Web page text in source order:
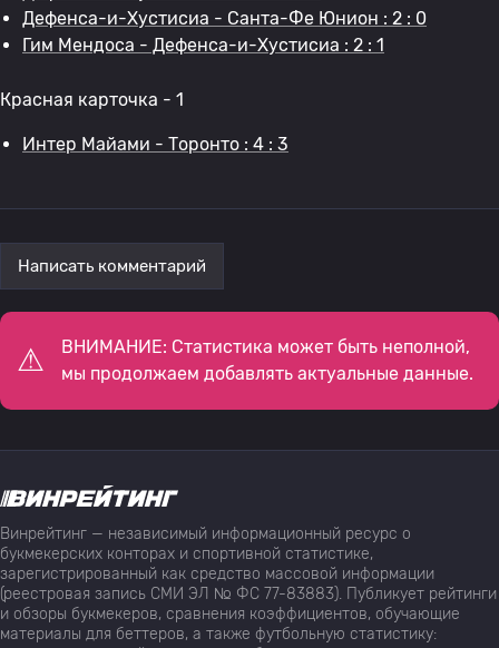
Дефенса-и-Хустисиа - Санта-Фе Юнион : 2 : 0
Гим Мендоса - Дефенса-и-Хустисиа : 2 : 1
Красная карточка - 1
Интер Майами - Торонто : 4 : 3
Написать комментарий
ВНИМАНИЕ: Статистика может быть неполной,
мы продолжаем добавлять актуальные данные.
Винрейтинг — независимый информационный ресурс о
букмекерских конторах и спортивной статистике,
зарегистрированный как средство массовой информации
(реестровая запись СМИ ЭЛ № ФС 77-83883). Публикует рейтинги
и обзоры букмекеров, сравнения коэффициентов, обучающие
материалы для беттеров, а также футбольную статистику: